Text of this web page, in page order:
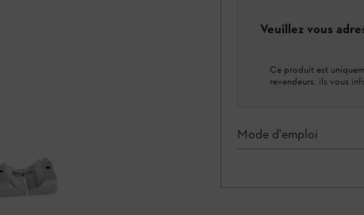
Veuillez vous
Ce produit est
revendeurs, ils vous
Mode d'emploi